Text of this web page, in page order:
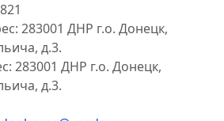
283001 ДНР г.о. Донецк,
д.3.
283001 ДНР г.о. Донецк,
д.3.